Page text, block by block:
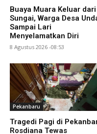
Buaya Muara Keluar dari
Sungai, Warga Desa
Sampai Lari
Menyelamatkan Diri
8 Agustus 2026 -08:53
Pekanbaru
Tragedi Pagi di
Rosdiana Tewas